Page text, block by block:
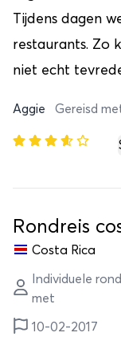
Tijdens dagen
restaurants. Zo
niet echt
Aggie Gereisd
Rondreis
Costa Rica
Individuele
met
10-02-2017